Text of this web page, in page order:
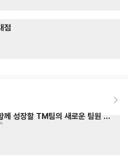
점
께 성장할 TM팀의 새로운 팀원